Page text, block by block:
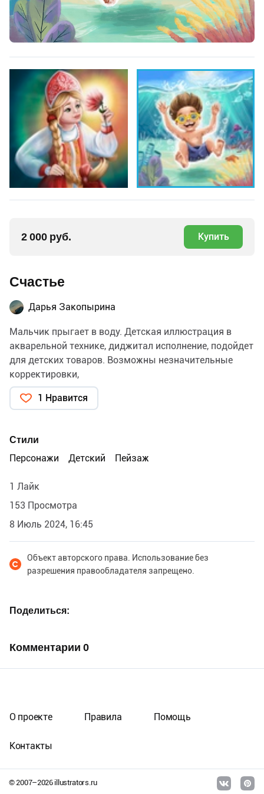
2 000 руб. Купить
Счастье
Дарья Закопырина
Мальчик прыгает в воду. Детская иллюстрация в
акварельной технике, диджитал исполнение, подойдет
для детских товаров. Возможны незначительные
корректировки,
1 Нравится
Стили
Персонажи
Детский Пейзаж
1 Лайк
153 Просмотра
8 Июль 2024, 16:45
Объект авторского права. Использование без
разрешения правообладателя запрещено.
Поделиться
Комментарии 0
© 2007–2026illustrators.ru
О проекте Правила Помощь
Контакты